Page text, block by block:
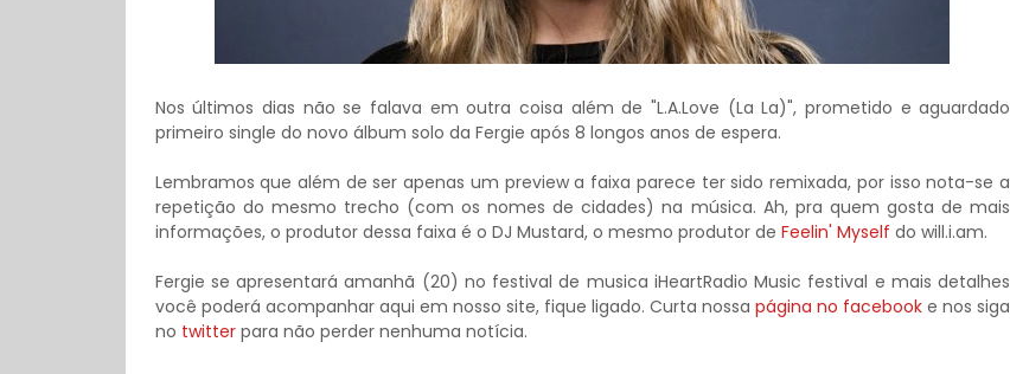
Nos últimos dias não se falava em outra coisa além de "L.A.Love (La La)", prometido e aguardado
primeiro single do novo álbum solo da Fergie após 8 longos anos de espera.
Lembramos que além de ser apenas um preview a faixa parece ter sido remixada, por isso nota-se a
repetição do mesmo trecho (com os nomes de cidades) na música. Ah, pra quem gosta de mais
informações, o produtor dessa faixa é o DJ Mustard, o mesmo produtor de Feelin' Myself do will.i.am.
Fergie se apresentará amanhã (20) no festival de musica iHeartRadio Music festival e mais detalhes
você poderá acompanhar aqui em nosso site, fique ligado. Curta nossa página no facebook e nos siga
no twitterpara não perder nenhuma notícia.